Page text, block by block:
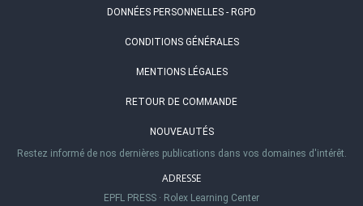
DONNÉES PERSONNELLES - RGPD
CONDITIONS GÉNÉRALES
MENTIONS LÉGALES
RETOUR DE COMMANDE
NOUVEAUTÉS
Restez informé de nos dernières publications dans vos domaines d'intérêt.
ADRESSE
EPFL PRESS · Rolex Learning Center